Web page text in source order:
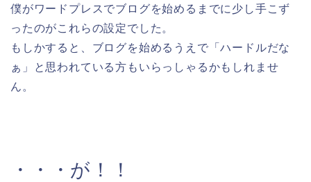
僕がワードプレスでブログを始めるまでに少し手こず
ったのがこれらの設定でした。
もしかすると、ブログを始めるうえで「ハードルだな
ぁ」と思われている方もいらっしゃるかもしれませ
ん。
・・・が！！